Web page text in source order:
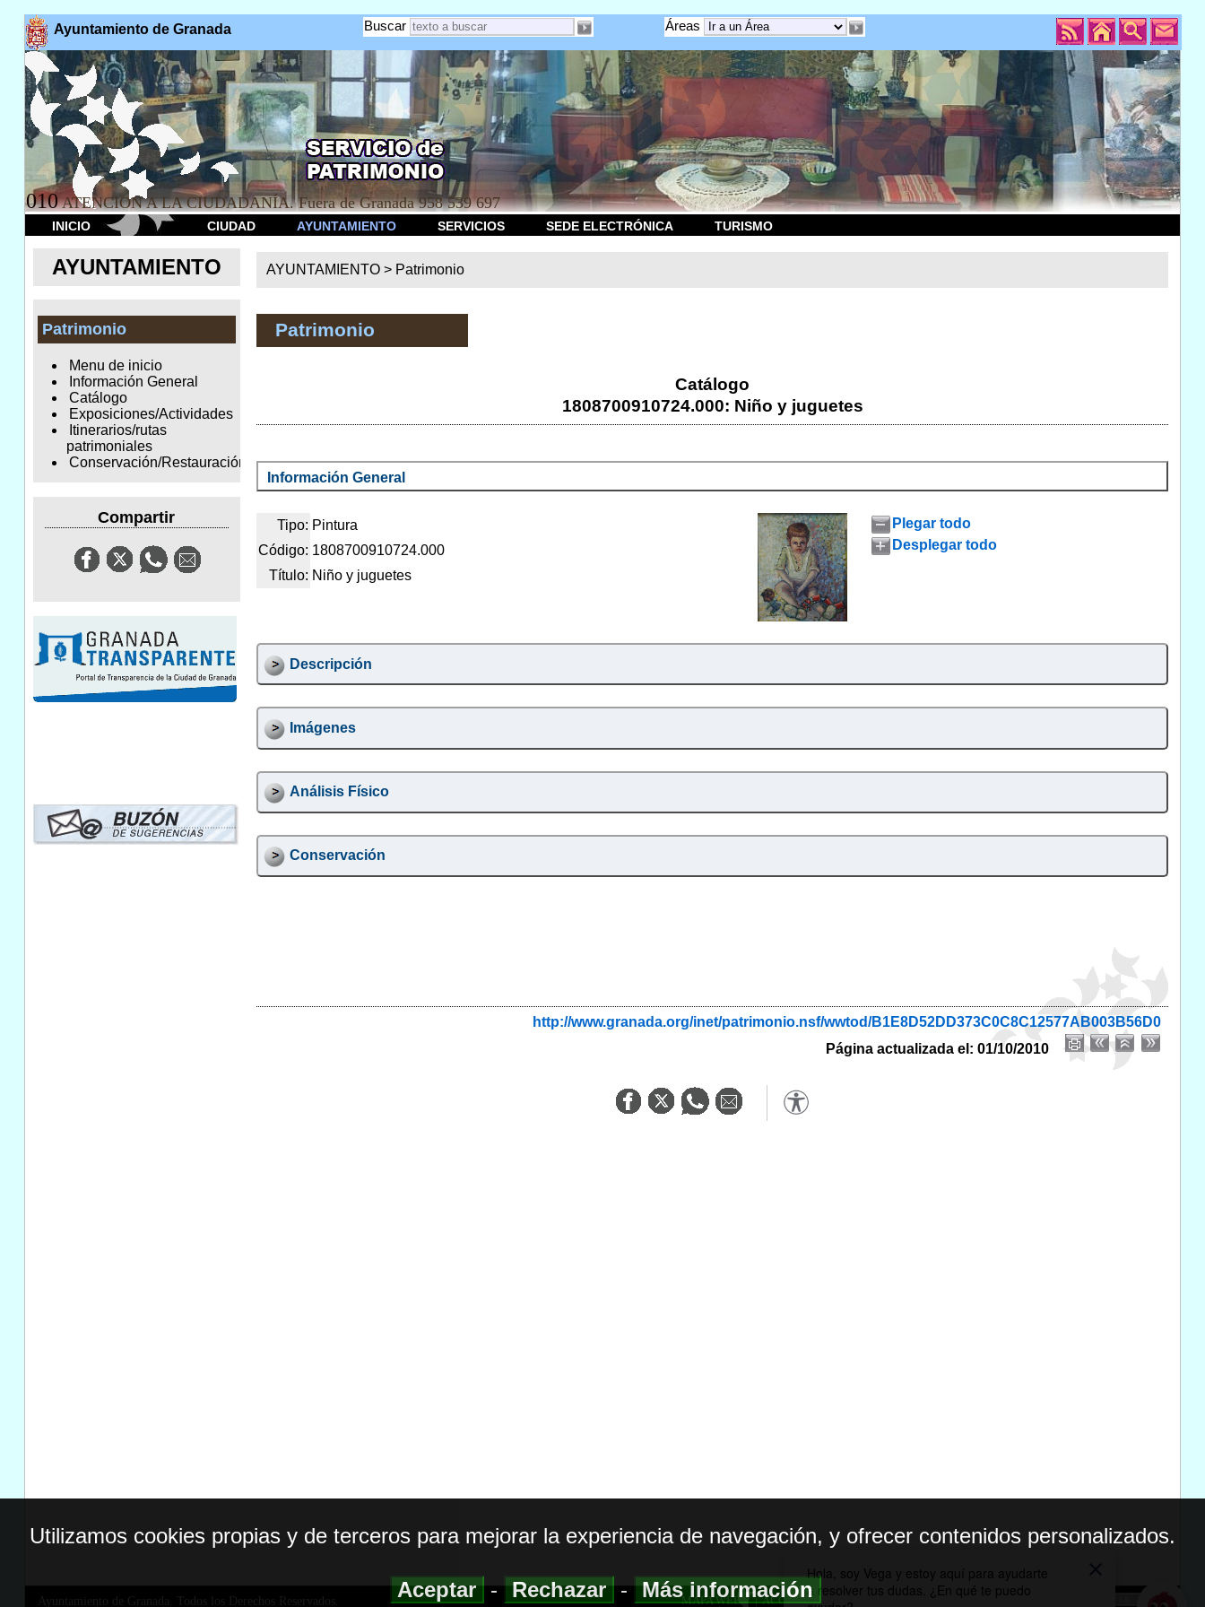
Ayuntamiento de Granada Áreas
Buscar
010 ATENCION A LA CIUDADANÍA. Fuera de Granada 958 539 697
INICIO CIUDAD AYUNTAMIENTO SERVICIOS SEDE ELECTRÓNICA TURISMO
AYUNTAMIENTO
Patrimonio
Menu de inicio
Información General
Catálogo
Exposiciones/Actividades
Itinerarios/rutas
patrimoniales
Conservación/Restauración
Compartir
AYUNTAMIENTO > Patrimonio
Patrimonio
Catálogo
1808700910724.000: Niño y juguetes
Información General
Tipo: Pintura
Código: 1808700910724.000
Título: Niño y juguetes
Plegar todo
Desplegar todo
Descripción
Imágenes
Análisis Físico
Conservación
http://www.granada.org/inet/patrimonio.nsf/wwtod/B1E8D52DD373C0C8C12577AB003B56D0
Página actualizada el: 01/10/2010
Ayuntamiento de Granada. Todos los Derechos Reservados. MAPA WEB|ACCESIBILIDAD
Utilizamos cookies propias y de terceros para mejorar la experiencia de navegación, y ofrecer contenidos personalizados.
Aceptar-Rechazar-Más información